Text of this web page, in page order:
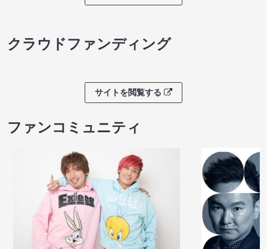
クラウドファンディング
サイトを閲覧する
ファンコミュニティ